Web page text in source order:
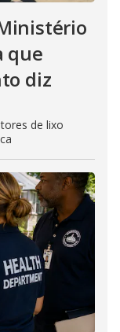
que
diz
de lixo